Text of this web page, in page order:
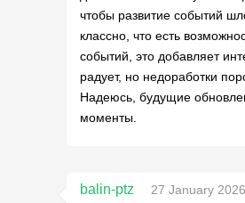
чтобы развитие событий
классно, что есть
событий, это добавляет
радует, но недоработки
Надеюсь, будущие
моменты.
balin-ptz
27 January